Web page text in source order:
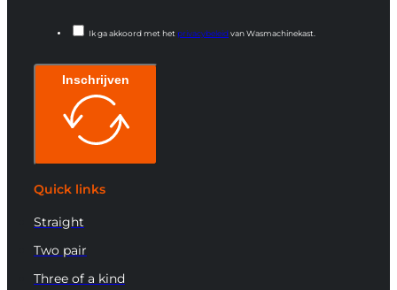
Ik ga akkoord met het privacybeleidvan Wasmachinekast.
Inschrijven
Quick links
Straight
Two pair
Three of a kind